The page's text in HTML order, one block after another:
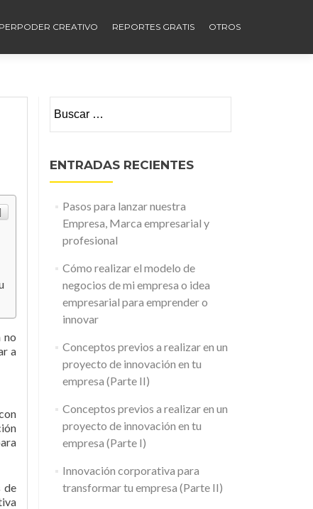
CREATIVO REPORTES GRATIS OTROS
no
a
de
ENTRADAS RECIENTES
Pasos para lanzar nuestra
Empresa, Marca empresarial y
profesional
Cómo realizar el modelo de
negocios de mi empresa o idea
empresarial para emprender o
innovar
Conceptos previos a realizar en un
proyecto de innovación en tu
empresa (Parte II)
Conceptos previos a realizar en un
proyecto de innovación en tu
empresa (Parte I)
Innovación corporativa para
transformar tu empresa (Parte II)